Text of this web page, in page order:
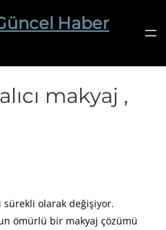
Haber
makyaj ,
olarak değişiyor.
ömürlü bir makyaj çözümü